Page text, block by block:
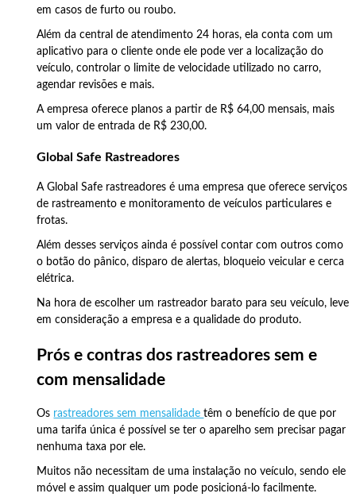
em casos de furto ou roubo.
Além da central de atendimento 24 horas, ela conta com um
aplicativo para o cliente onde ele pode ver a localização do
veículo, controlar o limite de velocidade utilizado no carro,
agendar revisões e mais.
A empresa oferece planos a partir de R$ 64,00 mensais, mais
um valor de entrada de R$ 230,00.
Global Safe Rastreadores
A Global Safe rastreadores é uma empresa que oferece serviços
de rastreamento e monitoramento de veículos particulares e
frotas.
Além desses serviços ainda é possível contar com outros como
o botão do pânico, disparo de alertas, bloqueio veicular e cerca
elétrica.
Na hora de escolher um rastreador barato para seu veículo, leve
em consideração a empresa e a qualidade do produto.
Prós e contras dos rastreadores sem e
com mensalidade
Os rastreadores sem mensalidadetêm o benefício de que por
uma tarifa única é possível se ter o aparelho sem precisar pagar
nenhuma taxa por ele.
Muitos não necessitam de uma instalação no veículo, sendo ele
móvel e assim qualquer um pode posicioná-lo facilmente.